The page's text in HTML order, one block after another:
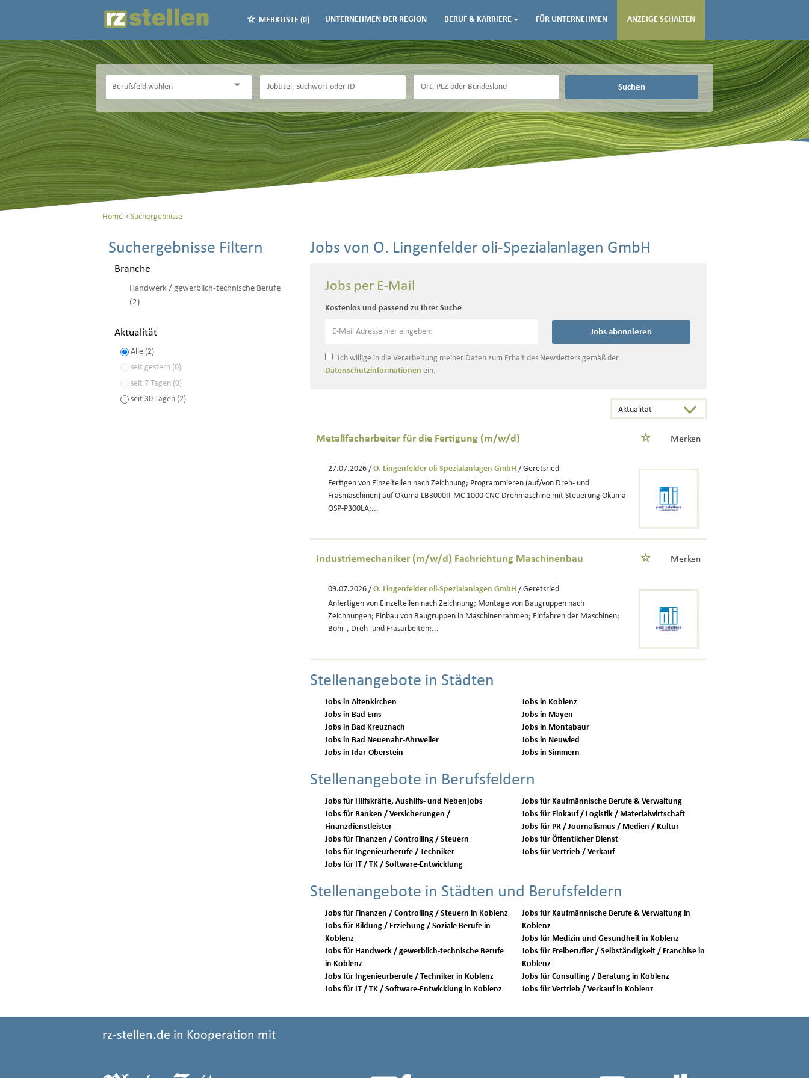
MERKLISTE (0) UNTERNEHMEN DER REGION BERUF & KARRIERE FÜR UNTERNEHMEN ANZEIGE SCHALTEN
Suchen
Home Suchergebnisse
Suchergebnisse Filtern
Branche
Handwerk / gewerblich-technische Berufe
(2)
Aktualität
Alle (2)
seit gestern (0)
seit 7 Tagen (0)
seit 30 Tagen (2)
Jobs von O. Lingenfelder oli-Spezialanlagen GmbH
Jobs per E-Mail
Kostenlos und passend zu Ihrer Suche
Jobs abonnieren
Ich willige in die Verarbeitung meiner Daten zum Erhalt des Newsletters gemäß der
Datenschutzinformationen ein.
Metallfacharbeiter für die Fertigung (m/w/d) Merken
27.07.2026 / O. Lingenfelder oli-Spezialanlagen GmbH / Geretsried
Fertigen von Einzelteilen nach Zeichnung; Programmieren (auf/von Dreh- und
Fräsmaschinen) auf Okuma LB3000II-MC 1000 CNC-Drehmaschine mit Steuerung Okuma
OSP-P300LA;...
Industriemechaniker (m/w/d) Fachrichtung Maschinenbau Merken
09.07.2026 / O. Lingenfelder oli-Spezialanlagen GmbH / Geretsried
Anfertigen von Einzelteilen nach Zeichnung; Montage von Baugruppen nach
Zeichnungen; Einbau von Baugruppen in Maschinenrahmen; Einfahren der Maschinen;
Bohr-, Dreh- und Fräsarbeiten;...
Stellenangebote in Städten
Jobs in Altenkirchen
Jobs in Bad Ems
Jobs in Bad Kreuznach
Jobs in Bad Neuenahr-Ahrweiler
Jobs in Idar-Oberstein
Jobs in Koblenz
Jobs in Mayen
Jobs in Montabaur
Jobs in Neuwied
Jobs in Simmern
Stellenangebote in Berufsfeldern
Jobs für Hilfskräfte, Aushilfs- und Nebenjobs
Jobs für Banken / Versicherungen /
Finanzdienstleister
Jobs für Finanzen / Controlling / Steuern
Jobs für Ingenieurberufe / Techniker
Jobs für IT / TK / Software-Entwicklung
Jobs für Kaufmännische Berufe & Verwaltung
Jobs für Einkauf / Logistik / Materialwirtschaft
Jobs für PR / Journalismus / Medien / Kultur
Jobs für Öffentlicher Dienst
Jobs für Vertrieb / Verkauf
Stellenangebote in Städten und Berufsfeldern
Jobs für Finanzen / Controlling / Steuern in Koblenz
Jobs für Bildung / Erziehung / Soziale Berufe in
Koblenz
Jobs für Handwerk / gewerblich-technische Berufe
in Koblenz
Jobs für Ingenieurberufe / Techniker in Koblenz
Jobs für IT / TK / Software-Entwicklung in Koblenz
Jobs für Kaufmännische Berufe & Verwaltung in
Koblenz
Jobs für Medizin und Gesundheit in Koblenz
Jobs für Freiberufler / Selbständigkeit / Franchise in
Koblenz
Jobs für Consulting / Beratung in Koblenz
Jobs für Vertrieb / Verkauf in Koblenz
rz-stellen.de in Kooperation mit